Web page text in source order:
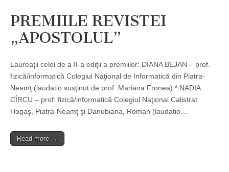
PREMIILE REVISTEI
„APOSTOLUL”
Laureaţii celei de a II-a ediţii a premiilor: DIANA BEJAN – prof.
fizică/informatică Colegiul Naţional de Informatică din Piatra-
Neamţ (laudatio susţinut de prof. Mariana Fronea) * NADIA
CÎRCU – prof. fizică/informatică Colegiul Naţional Calistrat
Hogaş, Piatra-Neamţ şi Danubiana, Roman (laudatio…
Read more →